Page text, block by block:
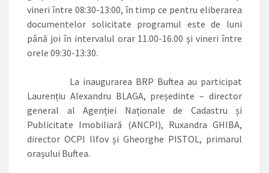
vineri între 08:30-13:00, în timp ce pentru eliberarea
documentelor solicitate programul este de luni
până joi în intervalul orar 11.00-16.00 și vineri între
orele 09:30-13:30.
La inaugurarea BRP Buftea au participat
Laurențiu Alexandru BLAGA, președinte – director
general al Agenției Naționale de Cadastru și
Publicitate Imobiliară (ANCPI), Ruxandra GHIBA,
director OCPI Ilfov și Gheorghe PISTOL, primarul
orașului Buftea.